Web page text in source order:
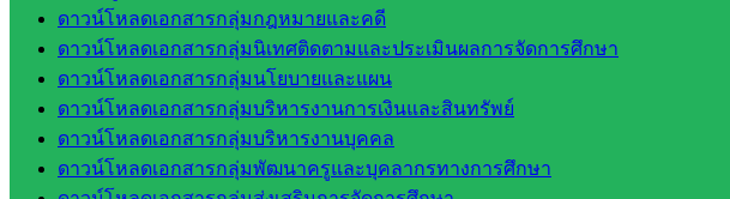
ดาวน์โหลดเอกสารกลุ่มกฎหมายและคดี
ดาวน์โหลดเอกสารกลุ่มนิเทศติดตามและประเมินผลการจัดการศึกษา
ดาวน์โหลดเอกสารกลุ่มนโยบายและแผน
ดาวน์โหลดเอกสารกลุ่มบริหารงานการเงินและสินทรัพย์
ดาวน์โหลดเอกสารกลุ่มบริหารงานบุคคล
ดาวน์โหลดเอกสารกลุ่มพัฒนาครูและบุคลากรทางการศึกษา